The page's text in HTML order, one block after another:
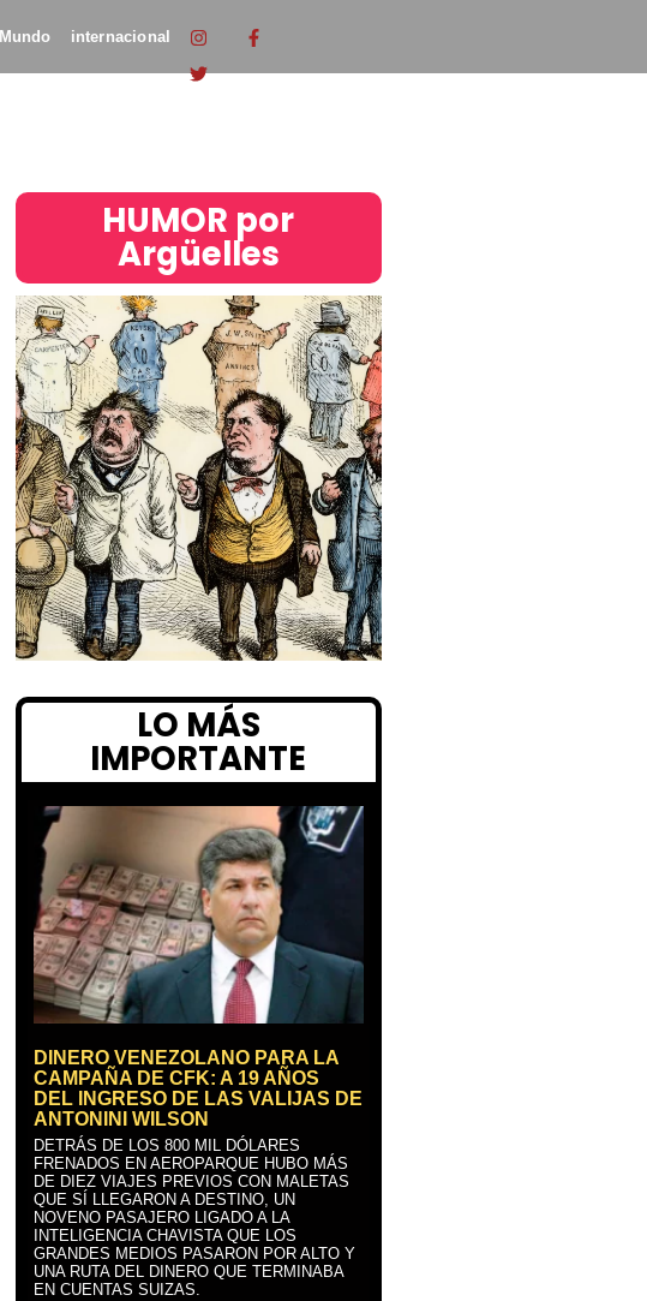
Mundo internacional
HUMOR por
Argüelles​
LO MÁS
IMPORTANTE
DINERO VENEZOLANO PARA LA
CAMPAÑA DE CFK: A 19 AÑOS
DEL INGRESO DE LAS VALIJAS DE
ANTONINI WILSON
DETRÁS DE LOS 800 MIL DÓLARES
FRENADOS EN AEROPARQUE HUBO MÁS
DE DIEZ VIAJES PREVIOS CON MALETAS
QUE SÍ LLEGARON A DESTINO, UN
NOVENO PASAJERO LIGADO A LA
INTELIGENCIA CHAVISTA QUE LOS
GRANDES MEDIOS PASARON POR ALTO Y
UNA RUTA DEL DINERO QUE TERMINABA
EN CUENTAS SUIZAS.